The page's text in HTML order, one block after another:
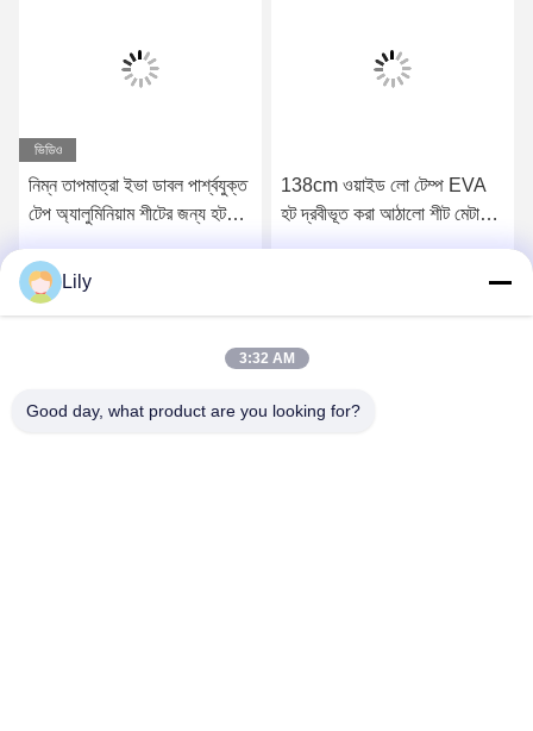
ভিডিও
নিম্ন তাপমাত্রা ইভা ডাবল পার্শ্বযুক্ত
টেপ অ্যালুমিনিয়াম শীটের জন্য হট
138cm ওয়াইড লো টেম্প EVA
হট দ্রবীভূত করা আঠালো শীট মেটাল
Lily
3:32 AM
Good day, what product are you looking for?